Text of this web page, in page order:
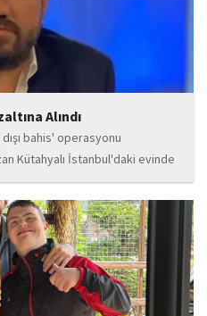
Alındı
bahis' operasyonu
Kütahyalı İstanbul'daki evinde